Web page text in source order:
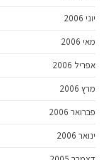
יוני 2006
מאי 2006
אפריל 2006
מרץ 2006
פברואר 2006
ינואר 2006